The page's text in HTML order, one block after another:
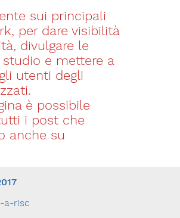
3
sui principali
per dare visibilità
divulgare le
e mettere a
utenti degli
è possibile
i post che
anche su